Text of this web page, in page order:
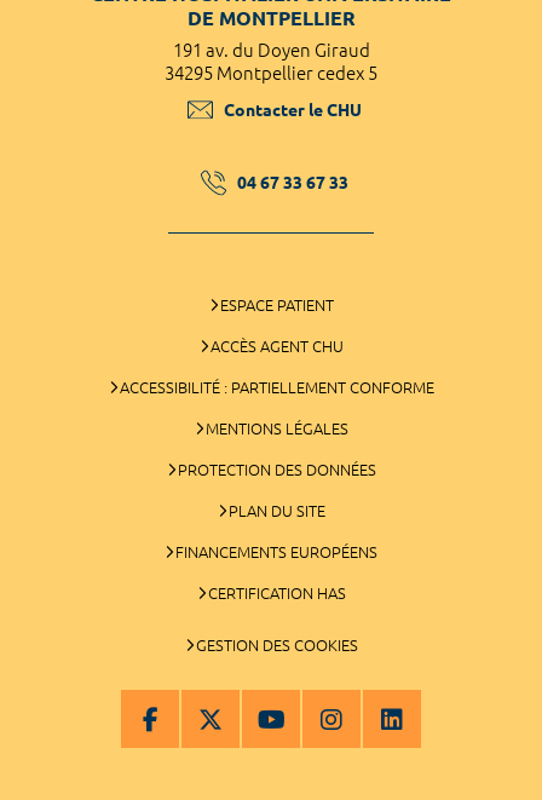
DE MONTPELLIER
191 av. du Doyen Giraud
34295 Montpellier cedex 5
Contacter le CHU
04 67 33 67 33
ESPACE PATIENT
ACCÈS AGENT CHU
ACCESSIBILITÉ : PARTIELLEMENT CONFORME
MENTIONS LÉGALES
PROTECTION DES DONNÉES
PLAN DU SITE
FINANCEMENTS EUROPÉENS
CERTIFICATION HAS
GESTION DES COOKIES